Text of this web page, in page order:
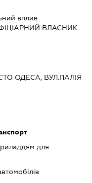
вплив
ВЛАСНИК
ОДЕСА, ВУЛ.ПАЛІЯ
для